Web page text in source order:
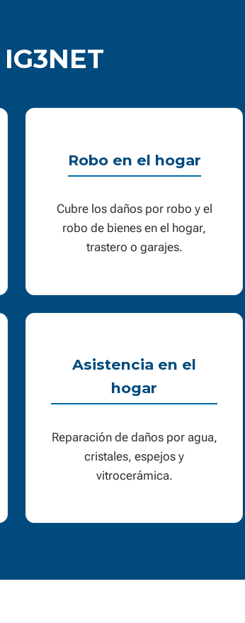
Robo en el hogar
Cubre los daños por robo y el
robo de bienes en el hogar,
trastero o garajes.
Asistencia en el
hogar
Reparación de daños por agua,
cristales, espejos y
vitrocerámica.